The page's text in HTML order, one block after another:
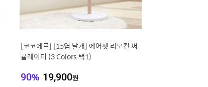
[코코에르] [15엽 날개] 에어젯 리모컨 써
큘레이터 (3 Colors 택1)
90% 19,900원